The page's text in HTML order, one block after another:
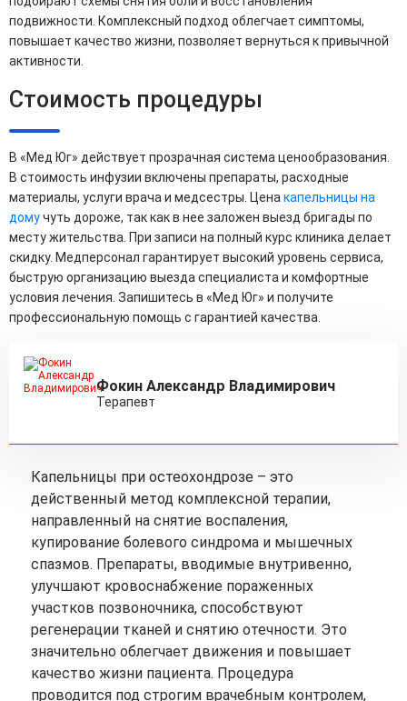
подвижности. Комплексный подход облегчает симптомы,
повышает качество жизни, позволяет вернуться к привычной
активности.
Стоимость процедуры
В «Мед Юг» действует прозрачная система ценообразования.
В стоимость инфузии включены препараты, расходные
материалы, услуги врача и медсестры. Цена капельницы на
домучуть дороже, так как в нее заложен выезд бригады по
месту жительства. При записи на полный курс клиника делает
скидку. Медперсонал гарантирует высокий уровень сервиса,
быструю организацию выезда специалиста и комфортные
условия лечения. Запишитесь в «Мед Юг» и получите
профессиональную помощь с гарантией качества.
Фокин Александр Владимирович
Терапевт
Капельницы при остеохондрозе – это
действенный метод комплексной терапии,
направленный на снятие воспаления,
купирование болевого синдрома и мышечных
спазмов. Препараты, вводимые внутривенно,
улучшают кровоснабжение пораженных
участков позвоночника, способствуют
регенерации тканей и снятию отечности. Это
значительно облегчает движения и повышает
качество жизни пациента. Процедура
проводится под строгим врачебным контролем,